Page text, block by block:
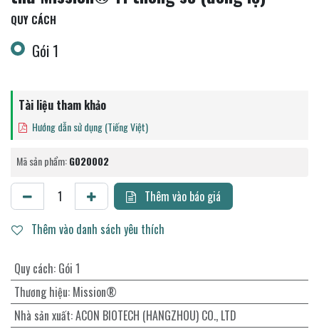
QUY CÁCH
Gói 1
Tài liệu tham khảo
Hướng dẫn sử dụng (Tiếng Việt)
Mã sản phẩm:G020002
Thêm vào báo giá
Thêm vào danh sách yêu thích
Quy cách: Gói 1
Thương hiệu: Mission®
Nhà sản xuất:ACON BIOTECH (HANGZHOU) CO., LTD